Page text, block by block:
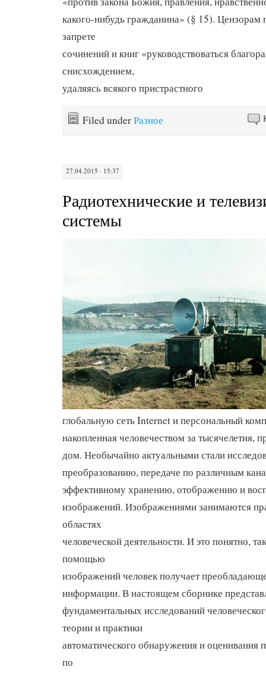
какого-нибудь гражданина» (§ 15). Цензорам
запрете
сочинений и книг «руководствоваться
снисхождением,
удаляясь всякого пристрастного
Filed underРазное
27.04.2015 · 15:37
Радиотехнические и
системы
глобальную сеть Internet и персональный
накопленная человечеством за тысячелетия,
дом. Необычайно актуальными стали
преобразованию, передаче по различным
эффективному хранению, отображению и
изображений. Изображениями занимаются
областях
человеческой деятельности. И это понятно,
помощью
изображений человек получает
информации. В настоящем сборнике
фундаментальных исследований
теории и практики
автоматического обнаружения и оценивания
по